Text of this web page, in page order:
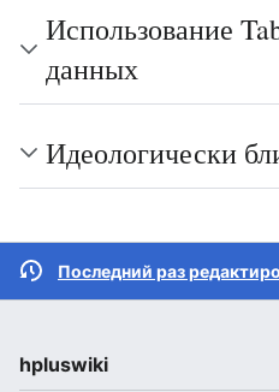
Использование
данных
Идеологически
Последний раз
hpluswiki